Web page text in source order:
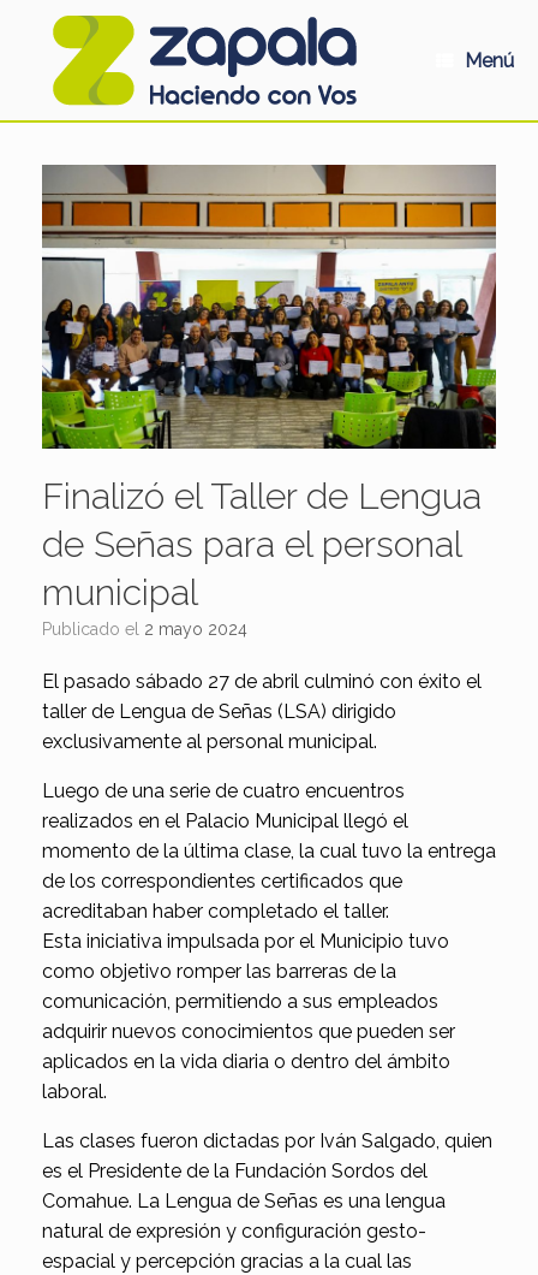
Menú
Finalizó el Taller de Lengua
de Señas para el personal
municipal
Publicado el 2 mayo 2024
El pasado sábado 27 de abril culminó con éxito el
taller de Lengua de Señas (LSA) dirigido
exclusivamente al personal municipal.
Luego de una serie de cuatro encuentros
realizados en el Palacio Municipal llegó el
momento de la última clase, la cual tuvo la entrega
de los correspondientes certificados que
acreditaban haber completado el taller.
Esta iniciativa impulsada por el Municipio tuvo
como objetivo romper las barreras de la
comunicación, permitiendo a sus empleados
adquirir nuevos conocimientos que pueden ser
aplicados en la vida diaria o dentro del ámbito
laboral.
Las clases fueron dictadas por Iván Salgado, quien
es el Presidente de la Fundación Sordos del
Comahue. La Lengua de Señas es una lengua
natural de expresión y configuración gesto-
espacial y percepción gracias a la cual las